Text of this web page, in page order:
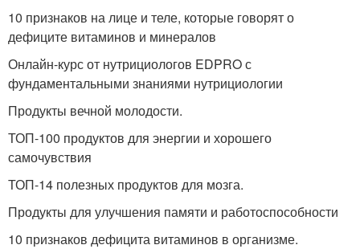
10 признаков на лице и теле, которые говорят о
дефиците витаминов и минералов
Онлайн-курс от нутрициологов EDPRO с
фундаментальными знаниями нутрициологии
Продукты вечной молодости.
ТОП-100 продуктов для энергии и хорошего
самочувствия
ТОП-14 полезных продуктов для мозга.
Продукты для улучшения памяти и работоспособности
10 признаков дефицита витаминов в организме.